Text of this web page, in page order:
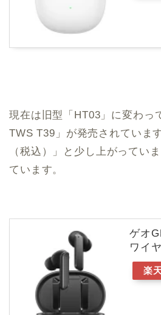
現在は旧型「HT03」に変わっ
TWS T39」が発売されていま
（税込）」と少し上がってい
ています。
ゲオ
ワイ
楽